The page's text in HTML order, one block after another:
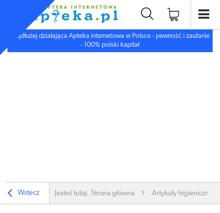
Najdłużej działająca Apteka internetowa w Polsce - pewność i zaufanie
- 100% polski kapitał
Wstecz Jesteś tutaj: Strona główna Artykuły higieniczne